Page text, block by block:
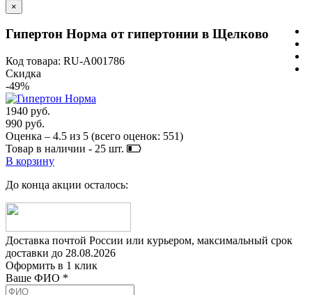
×
Гипертон Норма от гипертонии в Щелково
Код товара: RU-A001786
Скидка
-49%
1940 руб.
990 руб.
Оценка – 4.5 из 5 (всего оценок: 551)
Товар в наличии - 25 шт.
В корзину
До конца акции осталось:
Доставка почтой России или курьером, максимальный срок
доставки до 28.08.2026
Оформить в 1 клик
Ваше ФИО *